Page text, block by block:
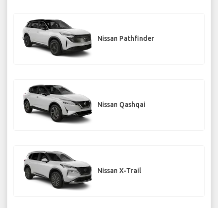
Nissan Pathfinder
Nissan Qashqai
Nissan X-Trail